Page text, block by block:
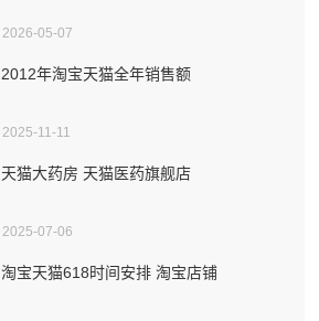
2026-05-07
2012年淘宝天猫全年销售额
2025-11-11
天猫大药房 天猫医药旗舰店
2025-07-06
淘宝天猫618时间安排 淘宝店铺